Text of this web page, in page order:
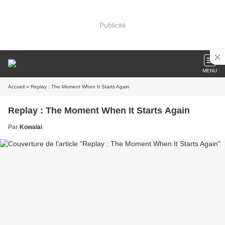
Publicité
MENU
Accueil » Replay : The Moment When It Starts Again
Replay : The Moment When It Starts Again
Par Kowalai